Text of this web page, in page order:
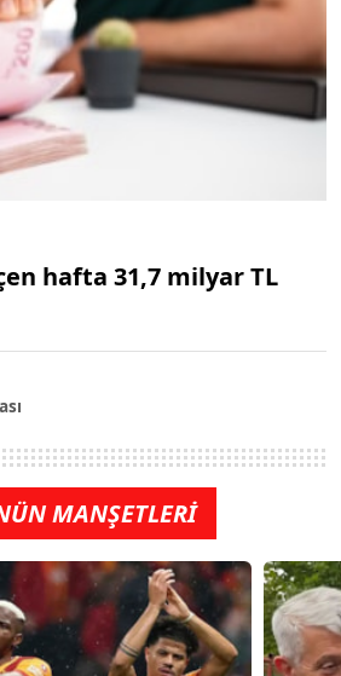
hafta 31,7 milyar TL
MANŞETLERİ